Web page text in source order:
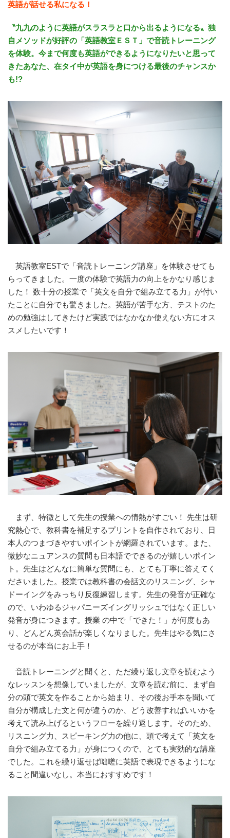
英語が話せる私になる！
〝九九のように英語がスラスラと口から出るようになる〟独
自メソッドが好評の「英語教室ＥＳＴ」で音読トレーニング
を体験。今まで何度も英語ができるようになりたいと思って
きたあなた、在タイ中が英語を身につける最後のチャンスか
も!?
英語教室ESTで「音読トレーニング講座」を体験させても
らってきました。一度の体験で英語力の向上をかなり感じま
した！ 数十分の授業で「英文を自分で組み立てる力」が付い
たことに自分でも驚きました。英語が苦手な方、テストのた
めの勉強はしてきたけど実践ではなかなか使えない方にオス
スメしたいです！
まず、特徴として先生の授業への情熱がすごい！ 先生は研
究熱心で、教科書を補足するプリントを自作されており、日
本人のつまづきやすいポイントが網羅されています。また、
微妙なニュアンスの質問も日本語でできるのが嬉しいポイン
ト。先生はどんなに簡単な質問にも、とても丁寧に答えてく
ださいました。授業では教科書の会話文のリスニング、シャ
ドーイングをみっちり反復練習します。先生の発音が正確な
ので、いわゆるジャパニーズイングリッシュではなく正しい
発音が身につきます。授業 の中で「できた！」が何度もあ
り、どんどん英会話が楽しくなりました。先生はやる気にさ
せるのが本当にお上手！
音読トレーニングと聞くと、ただ繰り返し文章を読むよう
なレッスンを想像していましたが、文章を読む前に、まず自
分の頭で英文を作ることから始まり、その後お手本を聞いて
自分が構成した文と何が違うのか、どう改善すればいいかを
考えて読み上げるというフローを繰り返します。そのため、
リスニング力、スピーキング力の他に、頭で考えて「英文を
自分で組み立てる力」が身につくので、とても実効的な講座
でした。これを繰り返せば咄嗟に英語で表現できるようにな
ること間違いなし。本当におすすめです！